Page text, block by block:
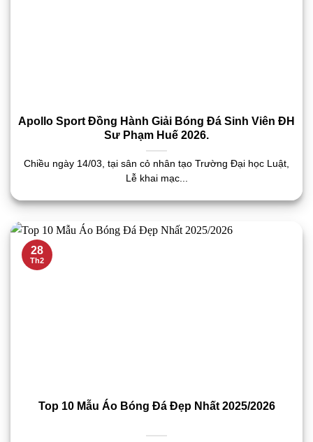
Apollo Sport Đồng Hành Giải Bóng Đá Sinh Viên ĐH
Sư Phạm Huế 2026.
Chiều ngày 14/03, tại sân cỏ nhân tạo Trường Đại học Luật,
Lễ khai mạc...
Top 10 Mẫu Áo Bóng Đá Đẹp Nhất 2025/2026
28
Th2